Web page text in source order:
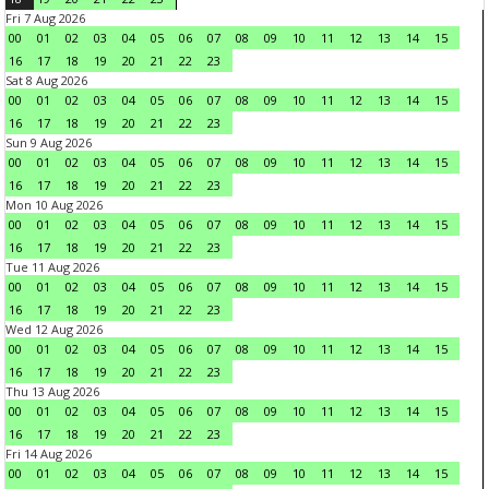
Fri 7 Aug 2026
00
01 02 03 04 05 06 07 08 09 10 11 12 13 14
15
16
17 18 19 20 21 22
23
Sat 8 Aug 2026
00
01 02 03 04 05 06 07 08 09 10 11 12 13 14
15
16
17 18 19 20 21 22
23
Sun 9 Aug 2026
00
01 02 03 04 05 06 07 08 09 10 11 12 13 14
15
16
17 18 19 20 21 22
23
Mon 10 Aug 2026
00
01 02 03 04 05 06 07 08 09 10 11 12 13 14
15
16
17 18 19 20 21 22
23
Tue 11 Aug 2026
00
01 02 03 04 05 06 07 08 09 10 11 12 13 14
15
16
17 18 19 20 21 22
23
Wed 12 Aug 2026
00
01 02 03 04 05 06 07 08 09 10 11 12 13 14
15
16
17 18 19 20 21 22
23
Thu 13 Aug 2026
00
01 02 03 04 05 06 07 08 09 10 11 12 13 14
15
16
17 18 19 20 21 22
23
Fri 14 Aug 2026
00
01 02 03 04 05 06 07 08 09 10 11 12 13 14
15